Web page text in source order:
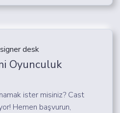
Oyunculuk
ister misiniz? Cast
Hemen başvurun,